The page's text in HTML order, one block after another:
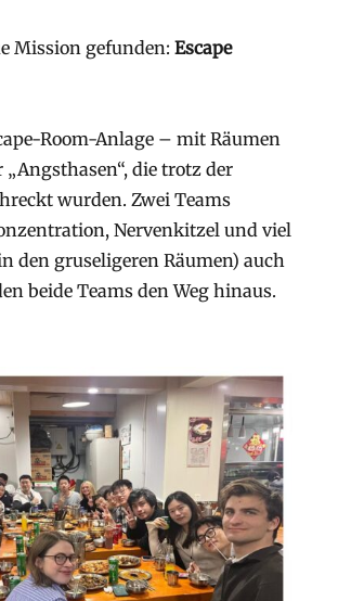
Mission gefunden: Escape
Room-Anlage – mit Räumen
die trotz der
wurden. Zwei Teams
Nervenkitzel und viel
den gruseligeren Räumen) auch
beide Teams den Weg hinaus.